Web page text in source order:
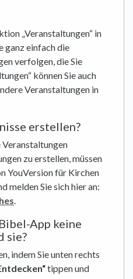
„Veranstaltungen“ in
ganz einfach die
verfolgen, die Sie
können Sie auch
Veranstaltungen in
erstellen?
Veranstaltungen
zu erstellen, müssen
YouVersion für Kirchen
melden Sie sich hier an:
.
App keine
sie?
indem Sie unten rechts
tippen und